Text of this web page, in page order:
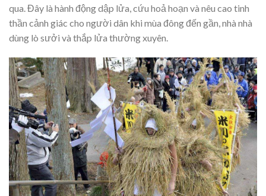
qua. Đây là hành động dập lửa, cứu hoả hoạn và nêu cao tinh
thần cảnh giác cho người dân khi mùa đông đến gần, nhà nhà
dùng lò sưởi và thắp lửa thường xuyên.